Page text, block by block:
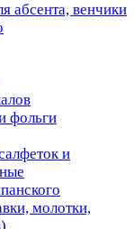
абсента, венчики
фольги
и
молотки,